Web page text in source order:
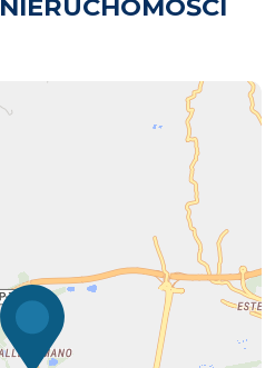
NIERUCHOMOŚCI